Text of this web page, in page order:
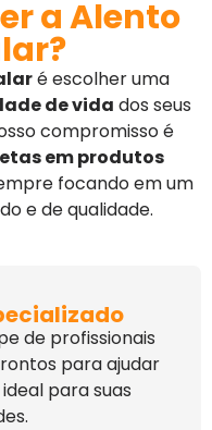
a Alento
é escolher uma
de vida dos seus
compromisso é
em produtos
focando em um
e de qualidade.
de profissionais
para ajudar
para suas